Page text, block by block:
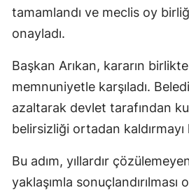
tamamlandı ve meclis oy
onayladı.
Başkan Arıkan, kararın birlikte
memnuniyetle karşıladı.
azaltarak devlet tarafından
belirsizliği ortadan
Bu adım, yıllardır
yaklaşımla sonuçlandırılması